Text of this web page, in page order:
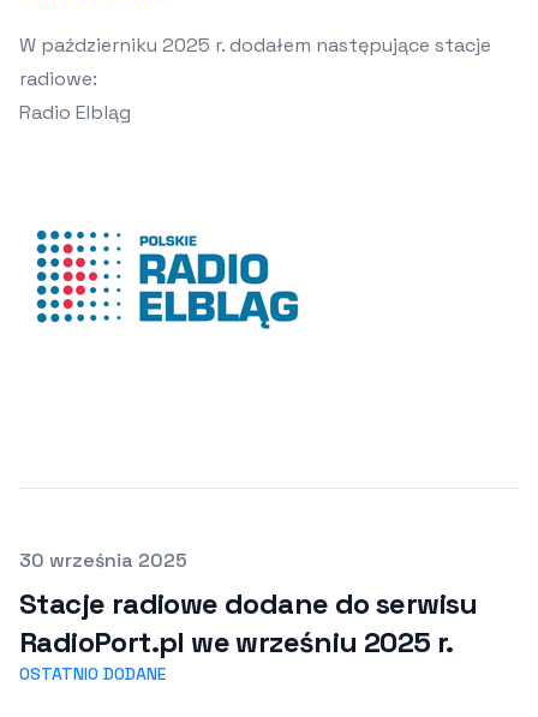
W październiku 2025 r. dodałem następujące stacje
radiowe:
Radio Elbląg
Opublikowano
30 września 2025
Stacje radiowe dodane do serwisu
RadioPort.pl we wrześniu 2025 r.
OSTATNIO DODANE